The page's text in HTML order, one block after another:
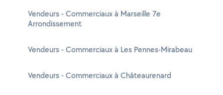
Vendeurs - Commerciaux à Marseille 7e
Arrondissement
Vendeurs - Commerciaux à Les Pennes-Mirabeau
Vendeurs - Commerciaux à Châteaurenard